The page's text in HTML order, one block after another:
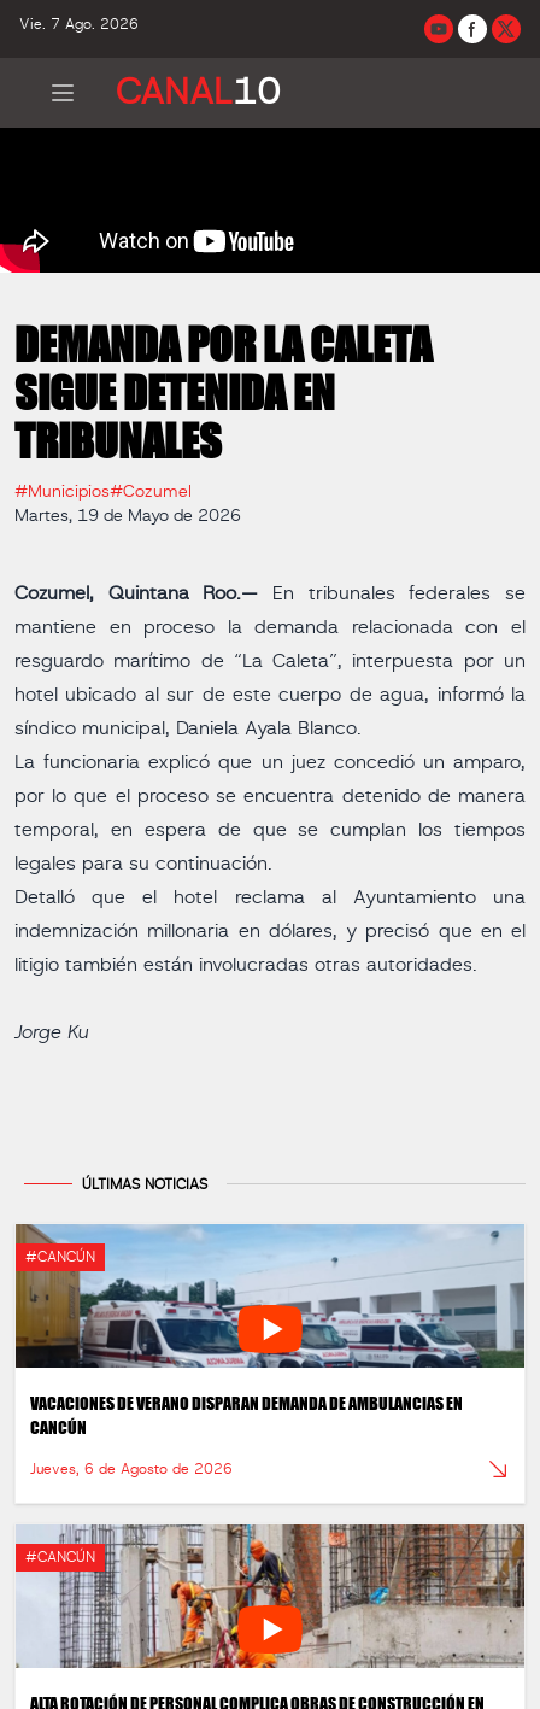
Vie. 7 Ago. 2026
CANAL10
DEMANDA POR LA CALETA
SIGUE DETENIDA EN
TRIBUNALES
#Municipios#Cozumel
Martes, 19 de Mayo de 2026
Cozumel, Quintana Roo.—
En tribunales federales se
mantiene en proceso la demanda relacionada con el
resguardo marítimo de “La Caleta”, interpuesta por un
hotel ubicado al sur de este cuerpo de agua, informó la
síndico municipal, Daniela Ayala Blanco.
La funcionaria explicó que un juez concedió un amparo,
por lo que el proceso se encuentra detenido de manera
temporal, en espera de que se cumplan los tiempos
legales para su continuación.
Detalló que el hotel reclama al Ayuntamiento una
indemnización millonaria en dólares, y precisó que en el
litigio también están involucradas otras autoridades.
Jorge Ku
ÚLTIMAS NOTICIAS
#CANCÚN
VACACIONES DE VERANO DISPARAN DEMANDA DE AMBULANCIAS EN
CANCÚN
Jueves, 6 de Agosto de 2026
#CANCÚN
ALTA ROTACIÓN DE PERSONAL COMPLICA OBRAS DE CONSTRUCCIÓN EN